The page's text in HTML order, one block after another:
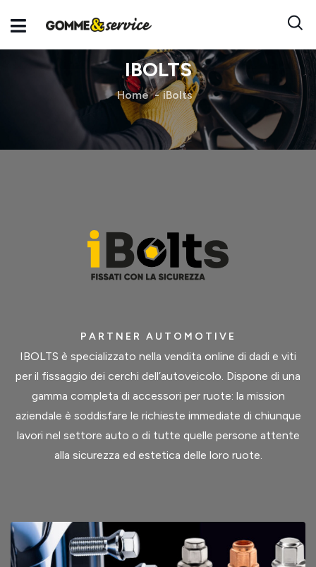
IBOLTS
Home iBolts
PARTNER AUTOMOTIVE
IBOLTS è specializzato nella vendita online di dadi e viti
per il fissaggio dei cerchi dell’autoveicolo. Dispone di una
gamma completa di accessori per ruote: la mission
aziendale è soddisfare le richieste immediate di chiunque
lavori nel settore auto o di tutte quelle persone attente
alla sicurezza ed estetica delle loro ruote.